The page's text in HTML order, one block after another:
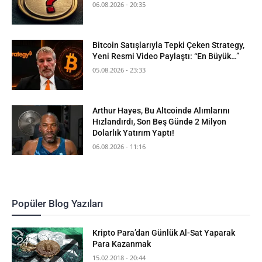
06.08.2026 - 20:35
Bitcoin Satışlarıyla Tepki Çeken Strategy,
Yeni Resmi Video Paylaştı: “En Büyük…”
05.08.2026 - 23:33
Arthur Hayes, Bu Altcoinde Alımlarını
Hızlandırdı, Son Beş Günde 2 Milyon
Dolarlık Yatırım Yaptı!
06.08.2026 - 11:16
Popüler Blog Yazıları
Kripto Para’dan Günlük Al-Sat Yaparak
Para Kazanmak
15.02.2018 - 20:44